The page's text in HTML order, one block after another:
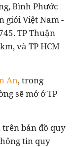
Bình Phước
giới Việt Nam -
TP Thuận
và TP HCM
An, trong
sẽ mở ở TP
trên bản đồ quy
tin quy